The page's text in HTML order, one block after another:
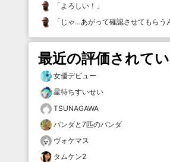
「 よろしい！ 」
「 じゃ…あがって確認させてもらう
最近の評価されて
女優デビュー
星待ちすいせい
TSUNAGAWA
パンダと7匹のパンダ
ヴォケマス
タムケン2